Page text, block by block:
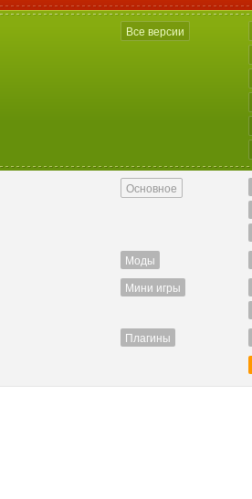
Все версии
Основное
Моды
Мини игры
Плагины